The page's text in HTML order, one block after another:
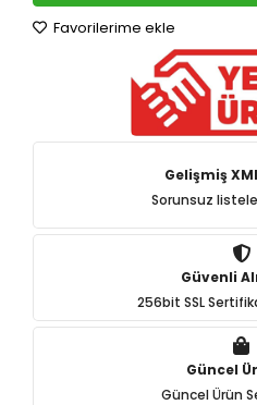
Favorilerime ekle
Gelişmiş
Sorunsuz
Güvenli
256bit SSL
Güncel
Güncel Ürün